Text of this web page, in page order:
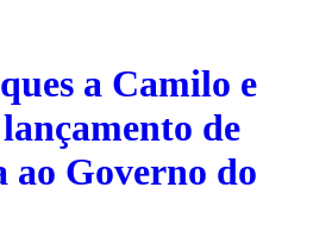
a Camilo e
de
Governo do